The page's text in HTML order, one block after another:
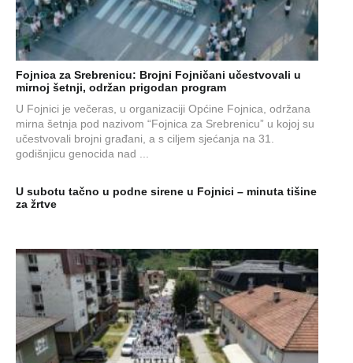
Fojnica za Srebrenicu: Brojni Fojničani učestvovali u
mirnoj šetnji, održan prigodan program
U Fojnici je večeras, u organizaciji Općine Fojnica, održana
mirna šetnja pod nazivom “Fojnica za Srebrenicu” u kojoj su
učestvovali brojni građani, a s ciljem sjećanja na 31.
godišnjicu genocida nad ...
U subotu tačno u podne sirene u Fojnici – minuta tišine
za žrtve